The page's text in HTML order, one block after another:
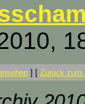
] [ Zurück zum